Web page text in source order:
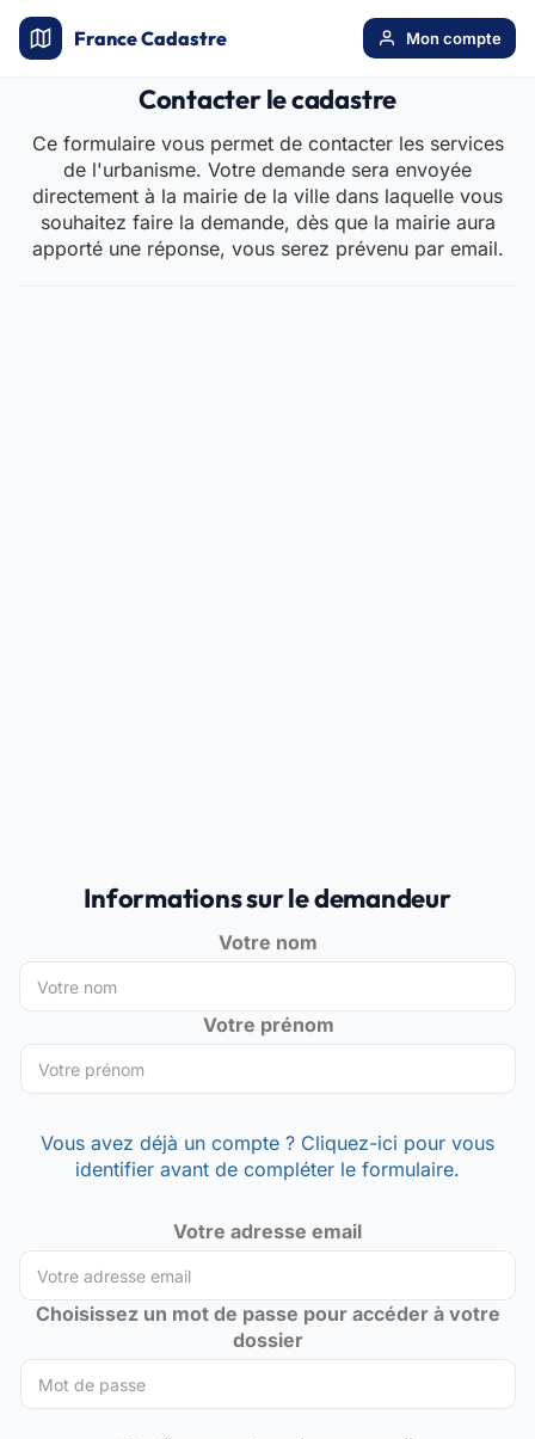
France Cadastre Mon compte
Contacter le cadastre
Ce formulaire vous permet de contacter les services
de l'urbanisme. Votre demande sera envoyée
directement à la mairie de la ville dans laquelle vous
souhaitez faire la demande, dès que la mairie aura
apporté une réponse, vous serez prévenu par email.
Informations sur le demandeur
Votre nom
Votre prénom
Vous avez déjà un compte ? Cliquez-ici pour vous
identifier avant de compléter le formulaire.
Votre adresse email
Choisissez un mot de passe pour accéder à votre
dossier